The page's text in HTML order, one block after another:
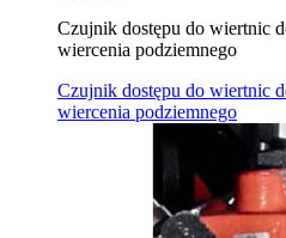
Czujnik dostępu do wiertnic
wiercenia podziemnego
Czujnik dostępu do wiertnic
wiercenia podziemnego